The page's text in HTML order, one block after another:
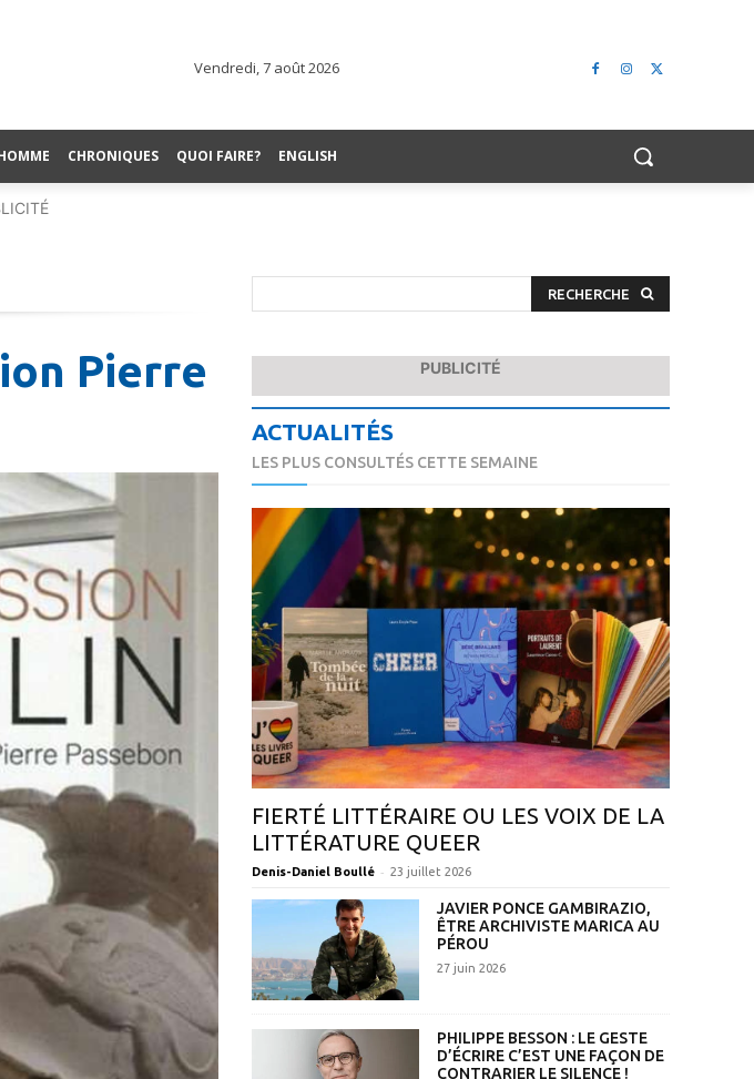
Vendredi, 7 août 2026
CHRONIQUES QUOI FAIRE? ENGLISH
Pierre
RECHERCHE
PUBLICITÉ
ACTUALITÉS
LES PLUS CONSULTÉS CETTE SEMAINE
FIERTÉ LITTÉRAIRE OU LES VOIX DE LA
LITTÉRATURE QUEER
Denis-Daniel Boullé - 23 juillet 2026
JAVIER PONCE GAMBIRAZIO,
ÊTRE ARCHIVISTE MARICA AU
PÉROU
27 juin 2026
PHILIPPE BESSON : LE GESTE
D’ÉCRIRE C’EST UNE FAÇON DE
CONTRARIER LE SILENCE !